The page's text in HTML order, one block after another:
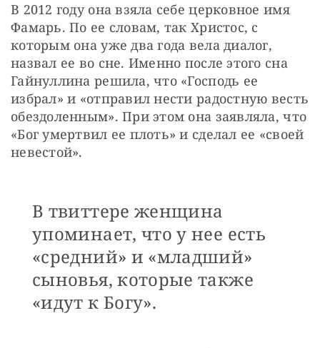
В 2012 году она взяла себе церковное имя
Фамарь. По ее словам, так Христос, с
которым она уже два года вела диалог,
назвал ее во сне. Именно после этого сна
Гайнуллина решила, что «Господь ее
избрал» и «отправил нести радостную весть
обездоленным». При этом она заявляла, что
«Бог умертвил ее плоть» и сделал ее «своей
невестой».
В твиттере женщина
упоминает, что у нее есть
«средний» и «младший»
сыновья, которые также
«идут к Богу».